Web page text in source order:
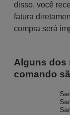
disso, você
fatura
compra será
Alguns dos
comando